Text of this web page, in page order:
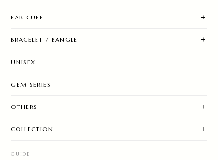
EAR CUFF
BRACELET / BANGLE
UNISEX
GEM SERIES
OTHERS
COLLECTION
GUIDE